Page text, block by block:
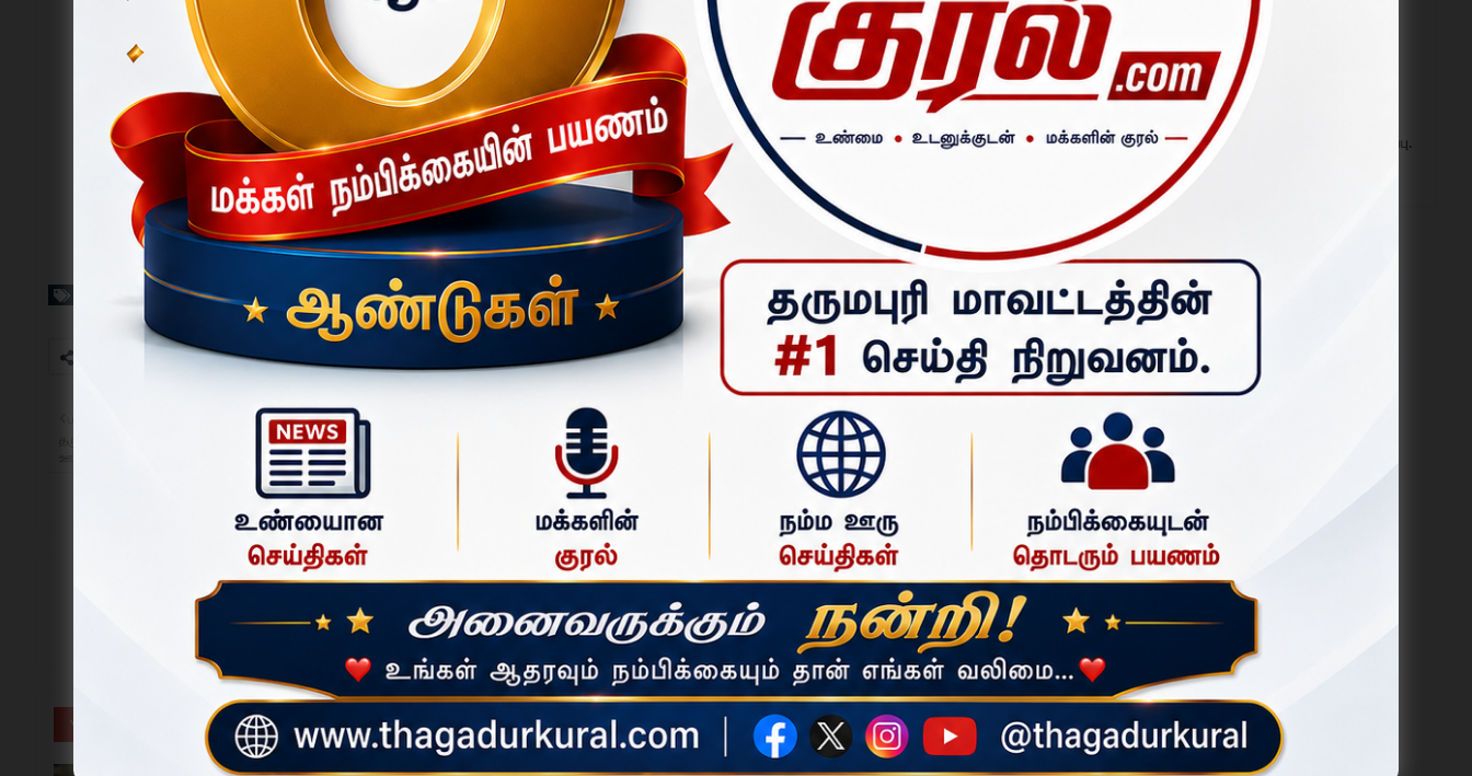
ஒகேனக்கல்
150-ஆவது நாள் சேவையை கொண்டாடிய ‘பசி போக்கும் கரங்கள்’ அமைப்பு: பென்னாகரத்தில்
தருமபுரி அரசு மருத்துவக் கல்லூரி மருத்துவமனையில் காசநோய் பயனாளிகளுக்கு இலவச
News Desk ✅
தமிழகத்தின் வளர்ந்து வரும் செய்தி இணையதளம், மாவட்ட செய்திகளை உடனுக்குடன் வழங்கிவரும் செய்தி நிறுவனம்.
YOU MAY LIKE மேலும் காட்டு
ஆகஸ்ட் 04, 2026
பழங்குடியினருக்கு வன உரிமைச்
சட்டப்படி பட்டா வழங்கக் கோரி
தருமபுரியில் மனு கொடுக்கும்
போராட்டம்; 6,350 மனுக்கள் அளிப்பு.